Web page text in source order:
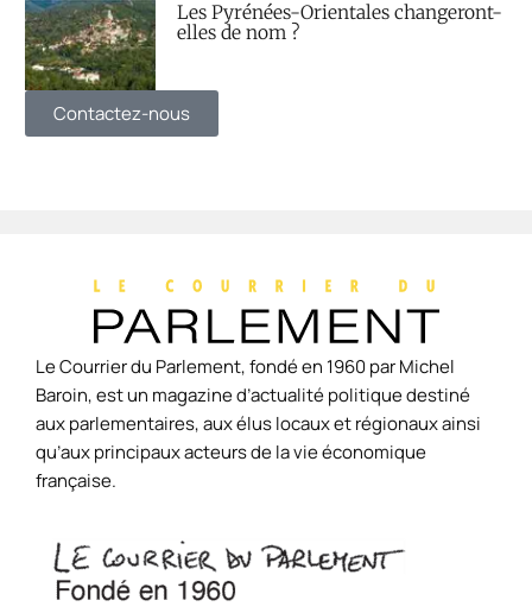
Les Pyrénées-Orientales changeront-
elles de nom ?
Contactez-nous
Le Courrier du Parlement, fondé en 1960 par Michel
Baroin, est un magazine d’actualité politique destiné
aux parlementaires, aux élus locaux et régionaux ainsi
qu’aux principaux acteurs de la vie économique
française.